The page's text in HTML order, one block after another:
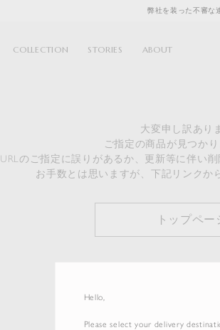
Hello,
Please select your delivery
弊社を装った不審な
COLLECTION STORIES ABOUT
大変申し訳あり
ご指定の商品が見つかり
URLのご指定に誤りがあるか、更新等に伴い
お手数とは思いますが、下記リンクか
トップペー